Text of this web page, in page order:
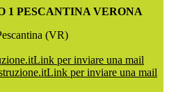
1 PESCANTINA VERONA
(VR)
Link per inviare una mail
Link per inviare una mail